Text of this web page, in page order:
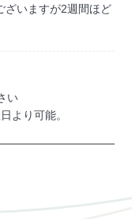
ざいますが2週間ほど
い
より可能。